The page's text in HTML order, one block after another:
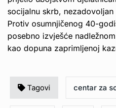
socijalnu skrb,
Protiv osumnjičenog 40-
posebno izvješće
kao dopuna zaprimljenoj
Tagovi centar za